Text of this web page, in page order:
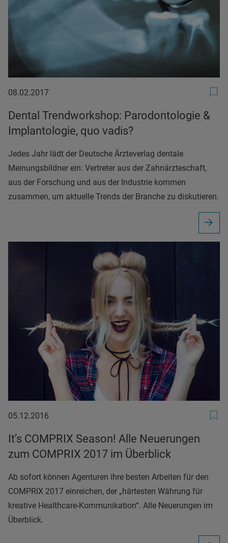
08.02.2017
08.02.2017
Dental Trendworkshop: Parodontologie &
Implantologie, quo vadis?
Jedes Jahr lädt der Deutsche Ärzteverlag dentale
Meinungsbildner ein: Vertreter aus der Zahnärzteschaft,
aus der Forschung und aus der Industrie kommen
zusammen, um aktuelle Trends der Branche zu diskutieren.
05.12.2016
05.12.2016
It’s COMPRIX Season! Alle Neuerungen
zum COMPRIX 2017 im Überblick
Ab sofort können Agenturen ihre besten Arbeiten für den
COMPRIX 2017 einreichen, der „härtesten Währung für
kreative Healthcare-Kommunikation“. Alle Neuerungen im
Überblick.